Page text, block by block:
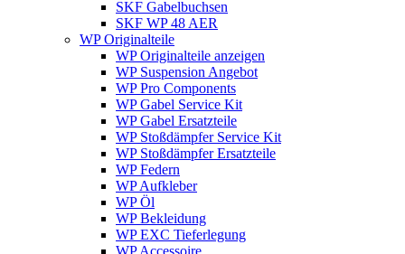
SKF Gabelbuchsen
SKF WP 48 AER
WP Originalteile
WP Originalteile anzeigen
WP Suspension Angebot
WP Pro Components
WP Gabel Service Kit
WP Gabel Ersatzteile
WP Stoßdämpfer Service Kit
WP Stoßdämpfer Ersatzteile
WP Federn
WP Aufkleber
WP Öl
WP Bekleidung
WP EXC Tieferlegung
WP Accessoire